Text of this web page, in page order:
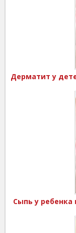
Дерматит у
Сыпь у